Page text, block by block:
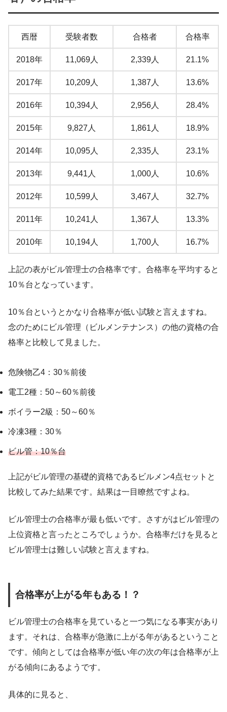
西暦 受験者数 合格者 合格率
2018年 11,069人 2,339人 21.1%
2017年 10,209人 1,387人 13.6%
2016年 10,394人 2,956人 28.4%
2015年 9,827人 1,861人 18.9%
2014年 10,095人 2,335人 23.1%
2013年 9,441人 1,000人 10.6%
2012年 10,599人 3,467人 32.7%
2011年 10,241人 1,367人 13.3%
2010年 10,194人 1,700人 16.7%
上記の表がビル管理士の合格率です。合格率を平均すると
10％台となっています。
10％台というとかなり合格率が低い試験と言えますね。
念のためにビル管理（ビルメンテナンス）の他の資格の合
格率と比較して見ました。
危険物乙4：30％前後
電工2種：50～60％前後
ボイラー2級：50～60％
冷凍3種：30％
ビル管：10％台
上記がビル管理の基礎的資格であるビルメン4点セットと
比較してみた結果です。結果は一目瞭然ですよね。
ビル管理士の合格率が最も低いです。さすがはビル管理の
上位資格と言ったところでしょうか。合格率だけを見ると
ビル管理士は難しい試験と言えますね。
合格率が上がる年もある！？
ビル管理士の合格率を見ていると一つ気になる事実があり
ます。それは、合格率が急激に上がる年があるということ
です。傾向としては合格率が低い年の次の年は合格率が上
がる傾向にあるようです。
具体的に見ると、